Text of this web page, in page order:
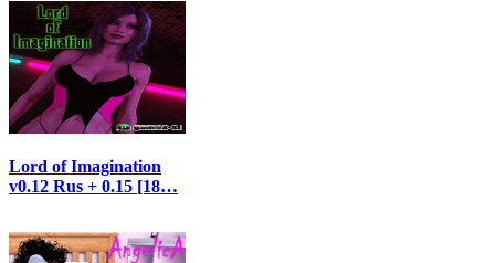
Lord of Imagination
v0.12 Rus + 0.15 [18…